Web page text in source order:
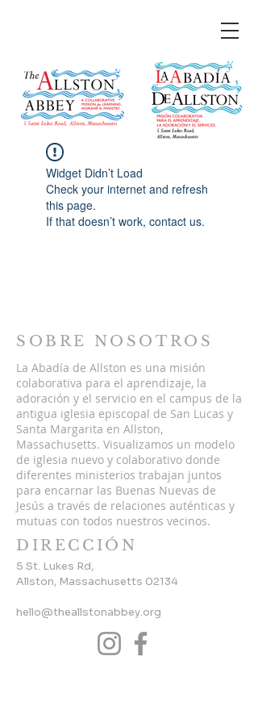
Widget Didn’t Load
Check your internet and refresh
this page.
If that doesn’t work, contact us.
SOBRE NOSOTROS
La Abadía de Allston es una misión
colaborativa para el aprendizaje, la
adoración y el servicio en el campus de la
antigua iglesia episcopal de San Lucas y
Santa Margarita en Allston,
Massachusetts. Visualizamos un modelo
de iglesia nuevo y colaborativo donde
diferentes ministerios trabajan juntos
para encarnar las Buenas Nuevas de
Jesús a través de relaciones auténticas y
mutuas con todos nuestros vecinos.
DIRECCIÓN
5 St. Lukes Rd,
Allston, Massachusetts 02134
hello@theallstonabbey.org